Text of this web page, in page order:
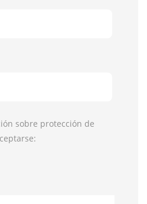
sobre protección de